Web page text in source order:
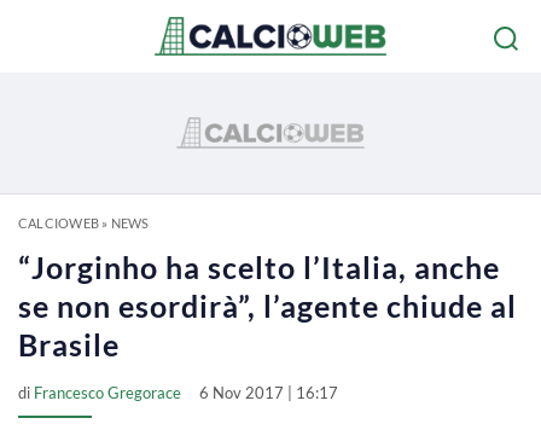
CALCIOWEB» NEWS
“Jorginho ha scelto l’Italia, anche
se non esordirà”, l’agente chiude al
Brasile
di Francesco Gregorace 6 Nov 2017 | 16:17